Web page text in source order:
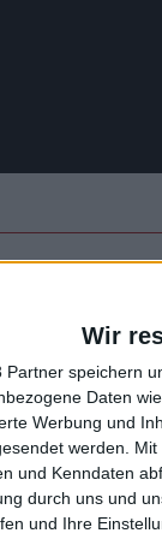
Wir
Partner speichern
Daten
Werbung und
werden. Mit
und Kenndaten
durch uns und
und Ihre
der Russe
Der